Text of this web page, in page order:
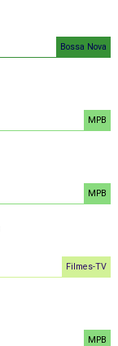
Bossa Nova
MPB
MPB
Filmes-TV
MPB